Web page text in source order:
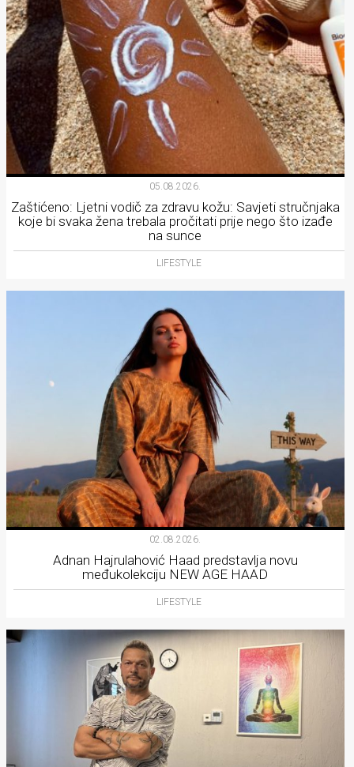
05.08.2026.
Zaštićeno: Ljetni vodič za zdravu kožu: Savjeti stručnjaka
koje bi svaka žena trebala pročitati prije nego što izađe
na sunce
LIFESTYLE
02.08.2026.
Adnan Hajrulahović Haad predstavlja novu
međukolekciju NEW AGE HAAD
LIFESTYLE